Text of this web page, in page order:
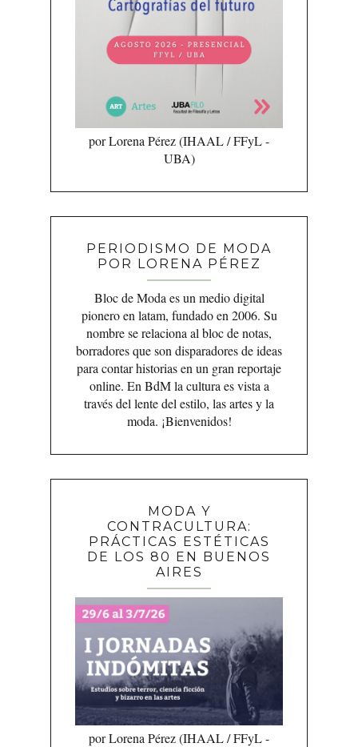
por Lorena Pérez (IHAAL / FFyL -
UBA)
PERIODISMO DE MODA
POR LORENA PÉREZ
Bloc de Moda es un medio digital
pionero en latam, fundado en 2006. Su
nombre se relaciona al bloc de notas,
borradores que son disparadores de ideas
para contar historias en un gran reportaje
online. En BdM la cultura es vista a
través del lente del estilo, las artes y la
moda. ¡Bienvenidos!
MODA Y
CONTRACULTURA:
PRÁCTICAS ESTÉTICAS
DE LOS 80 EN BUENOS
AIRES
por Lorena Pérez (IHAAL / FFyL -